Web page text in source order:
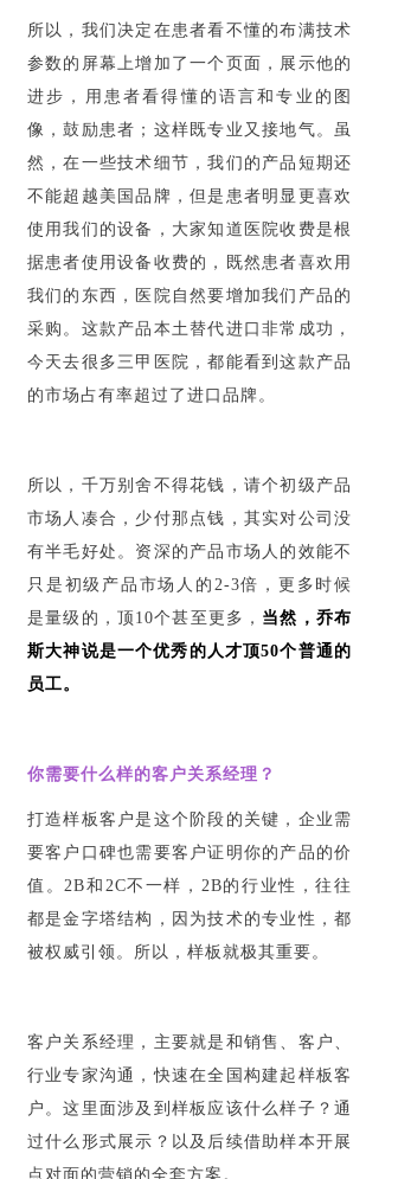
所以，我们决定在患者看不懂的布满技术
参数的屏幕上增加了一个页面，展示他的
进步，用患者看得懂的语言和专业的图
像，鼓励患者；这样既专业又接地气。虽
然，在一些技术细节，我们的产品短期还
不能超越美国品牌，但是患者明显更喜欢
使用我们的设备，大家知道医院收费是根
据患者使用设备收费的，既然患者喜欢用
我们的东西，医院自然要增加我们产品的
采购。这款产品本土替代进口非常成功，
今天去很多三甲医院，都能看到这款产品
的市场占有率超过了进口品牌。
所以，千万别舍不得花钱，请个初级产品
市场人凑合，少付那点钱，其实对公司没
有半毛好处。资深的产品市场人的效能不
只是初级产品市场人的2-3倍，更多时候
是量级的，顶10个甚至更多， 当然，乔布
斯大神说是一个优秀的人才顶50个普通的
员工。
你需要什么样的客户关系经理？
打造样板客户是这个阶段的关键，企业需
要客户口碑也需要客户证明你的产品的价
值。2B和2C不一样，2B的行业性，往往
都是金字塔结构，因为技术的专业性，都
被权威引领。所以，样板就极其重要。
客户关系经理，主要就是和销售、客户、
行业专家沟通，快速在全国构建起样板客
户。这里面涉及到样板应该什么样子？通
过什么形式展示？以及后续借助样本开展
点对面的营销的全套方案。